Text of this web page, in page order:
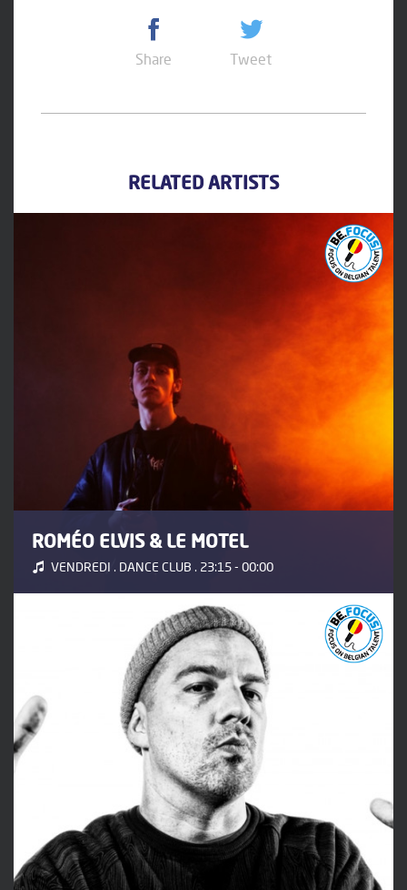
Share Tweet
RELATED ARTISTS
ROMÉO ELVIS & LE MOTEL
VENDREDI . DANCE CLUB . 23:15 - 00:00